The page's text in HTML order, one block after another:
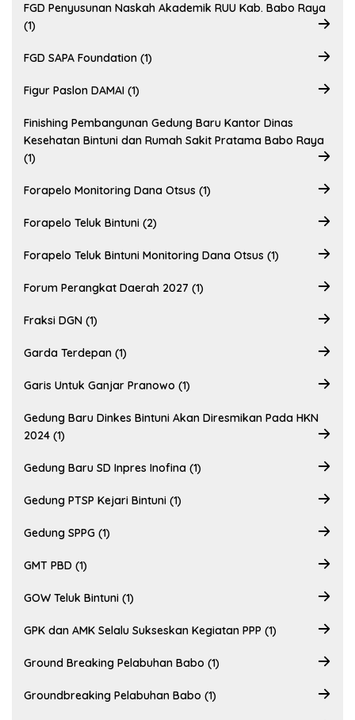
FGD Penyusunan Naskah Akademik RUU Kab. Babo Raya
(1)
FGD SAPA Foundation (1)
Figur Paslon DAMAI (1)
Finishing Pembangunan Gedung Baru Kantor Dinas
Kesehatan Bintuni dan Rumah Sakit Pratama Babo Raya
(1)
Forapelo Monitoring Dana Otsus (1)
Forapelo Teluk Bintuni (2)
Forapelo Teluk Bintuni Monitoring Dana Otsus (1)
Forum Perangkat Daerah 2027 (1)
Fraksi DGN (1)
Garda Terdepan (1)
Garis Untuk Ganjar Pranowo (1)
Gedung Baru Dinkes Bintuni Akan Diresmikan Pada HKN
2024 (1)
Gedung Baru SD Inpres Inofina (1)
Gedung PTSP Kejari Bintuni (1)
Gedung SPPG (1)
GMT PBD (1)
GOW Teluk Bintuni (1)
GPK dan AMK Selalu Sukseskan Kegiatan PPP (1)
Ground Breaking Pelabuhan Babo (1)
Groundbreaking Pelabuhan Babo (1)